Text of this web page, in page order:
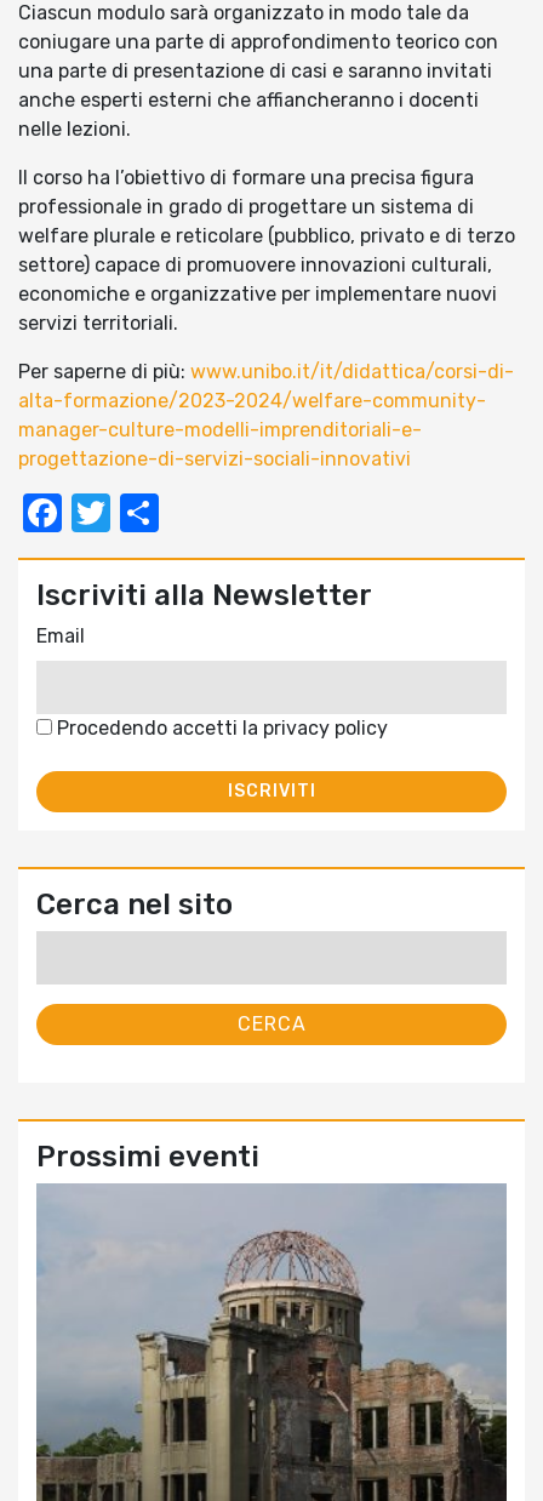
Ciascun modulo sarà organizzato in modo tale da
coniugare una parte di approfondimento teorico con
una parte di presentazione di casi e saranno invitati
anche esperti esterni che affiancheranno i docenti
nelle lezioni.
Il corso ha l’obiettivo di formare una precisa figura
professionale in grado di progettare un sistema di
welfare plurale e reticolare (pubblico, privato e di terzo
settore) capace di promuovere innovazioni culturali,
economiche e organizzative per implementare nuovi
servizi territoriali.
Per saperne di più: www.unibo.it/it/didattica/corsi-di-
alta-formazione/2023-2024/welfare-community-
manager-culture-modelli-imprenditoriali-e-
progettazione-di-servizi-sociali-innovativi
Facebook
Twitter
Iscriviti alla Newsletter
Email
Procedendo accetti la privacy policy
Cerca nel sito
Prossimi eventi